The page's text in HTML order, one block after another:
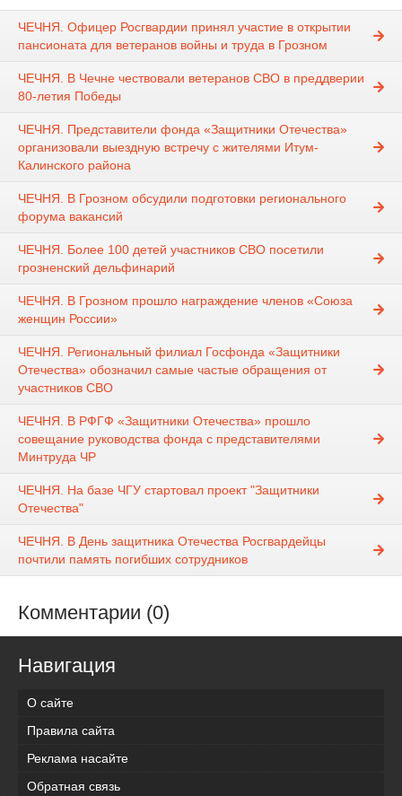
ЧЕЧНЯ. Офицер Росгвардии принял участие в открытии
пансионата для ветеранов войны и труда в Грозном
ЧЕЧНЯ. В Чечне чествовали ветеранов СВО в преддверии
80-летия Победы
ЧЕЧНЯ. Представители фонда «Защитники Отечества»
организовали выездную встречу с жителями Итум-
Калинского района
ЧЕЧНЯ. В Грозном обсудили подготовки регионального
форума вакансий
ЧЕЧНЯ. Более 100 детей участников СВО посетили
грозненский дельфинарий
ЧЕЧНЯ. В Грозном прошло награждение членов «Союза
женщин России»
ЧЕЧНЯ. Региональный филиал Госфонда «Защитники
Отечества» обозначил самые частые обращения от
участников СВО
ЧЕЧНЯ. В РФГФ «Защитники Отечества» прошло
совещание руководства фонда с представителями
Минтруда ЧР
ЧЕЧНЯ. На базе ЧГУ стартовал проект "Защитники
Отечества"
ЧЕЧНЯ. В День защитника Отечества Росгвардейцы
почтили память погибших сотрудников
Комментарии (0)
Навигация
О сайте
Правила сайта
Реклама насайте
Обратная связь